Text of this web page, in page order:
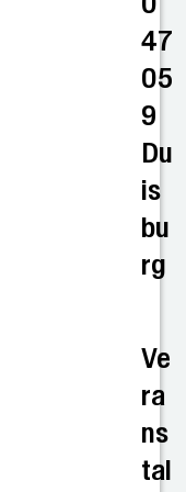
47
05
9
Du
is
bu
rg
Ve
ra
ns
tal